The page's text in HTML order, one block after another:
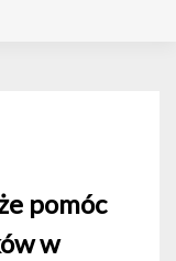
pomóc
w